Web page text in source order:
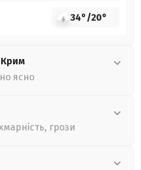
34°/20°
Крим
ясно
грози